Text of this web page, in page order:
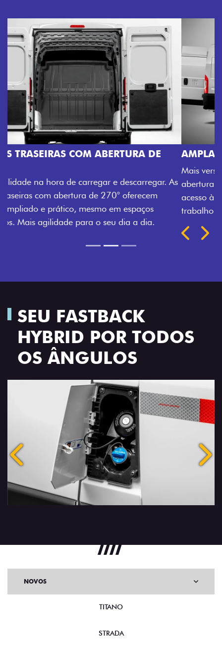
AMPLA ABERTURA DA PORTA LATERAL
Mais versatilidade para o seu carregamento. A ampla
abertura da porta lateral do Novo Ducato facilita o
acesso à carga, otimizando tempo e tornando o
trabalho mais eficiente, onde quer que você esteja.
Previous
Next
Próximo
TRANSFORMAÇÃO HOMOLOGADA
SEU FASTBACK
HYBRID POR TODOS
OS ÂNGULOS
Anterior
NOVOS
TITANO
STRADA